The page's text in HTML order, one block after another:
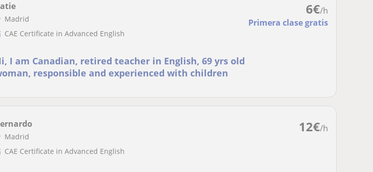
6€/h
Primera clase gratis
Madrid
CAE Certificate in Advanced English
I am Canadian, retired teacher in English, 69 yrs old
responsible and experienced with children
12€/h
Madrid
CAE Certificate in Advanced English